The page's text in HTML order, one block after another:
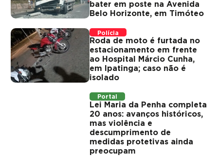
bater em poste na Avenida
Belo Horizonte, em Timóteo
Polícia
Roda de moto é furtada no
estacionamento em frente
ao Hospital Márcio Cunha,
em Ipatinga; caso não é
isolado
Portal
Lei Maria da Penha completa
20 anos: avanços históricos,
mas violência e
descumprimento de
medidas protetivas ainda
preocupam